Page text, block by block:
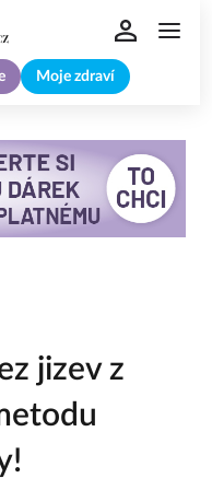
Moje zdraví
jizev z